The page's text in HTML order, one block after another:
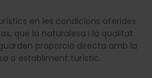
en les condicions oferides
que la naturalesa i la qualitat
proporció directa amb la
o establiment turístic.